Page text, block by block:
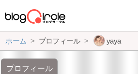
ホーム プロフィール yaya
プロフィール